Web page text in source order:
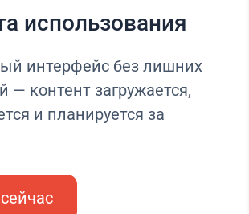
использования
интерфейс без лишних
— контент загружается,
и планируется за